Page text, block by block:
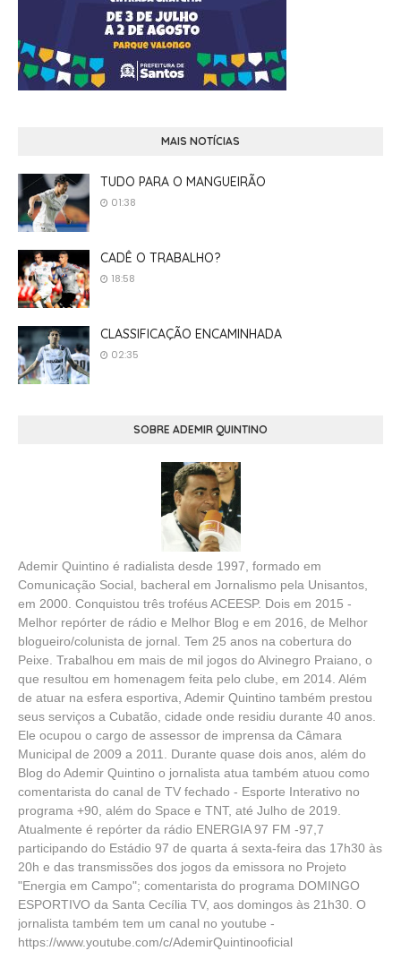
MAIS NOTÍCIAS
TUDO PARA O MANGUEIRÃO
01:38
CADÊ O TRABALHO?
18:58
CLASSIFICAÇÃO ENCAMINHADA
02:35
SOBRE ADEMIR QUINTINO
Ademir Quintino é radialista desde 1997, formado em
Comunicação Social, bacheral em Jornalismo pela Unisantos,
em 2000. Conquistou três troféus ACEESP. Dois em 2015 -
Melhor repórter de rádio e Melhor Blog e em 2016, de Melhor
blogueiro/colunista de jornal. Tem 25 anos na cobertura do
Peixe. Trabalhou em mais de mil jogos do Alvinegro Praiano, o
que resultou em homenagem feita pelo clube, em 2014. Além
de atuar na esfera esportiva, Ademir Quintino também prestou
seus serviços a Cubatão, cidade onde residiu durante 40 anos.
Ele ocupou o cargo de assessor de imprensa da Câmara
Municipal de 2009 a 2011. Durante quase dois anos, além do
Blog do Ademir Quintino o jornalista atua também atuou como
comentarista do canal de TV fechado - Esporte Interativo no
programa +90, além do Space e TNT, até Julho de 2019.
Atualmente é repórter da rádio ENERGIA 97 FM -97,7
participando do Estádio 97 de quarta á sexta-feira das 17h30 às
20h e das transmissões dos jogos da emissora no Projeto
"Energia em Campo"; comentarista do programa DOMINGO
ESPORTIVO da Santa Cecília TV, aos domingos às 21h30. O
jornalista também tem um canal no youtube -
https://www.youtube.com/c/AdemirQuintinooficial